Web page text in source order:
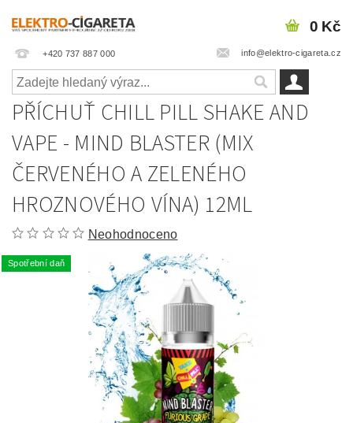
+420 737 887 000 info@elektro-cigareta.cz
0 Kč
PŘÍCHUŤ CHILL PILL SHAKE AND
VAPE - MIND BLASTER (MIX
ČERVENÉHO A ZELENÉHO
HROZNOVÉHO VÍNA) 12ML
Neohodnoceno
Spotřební daň